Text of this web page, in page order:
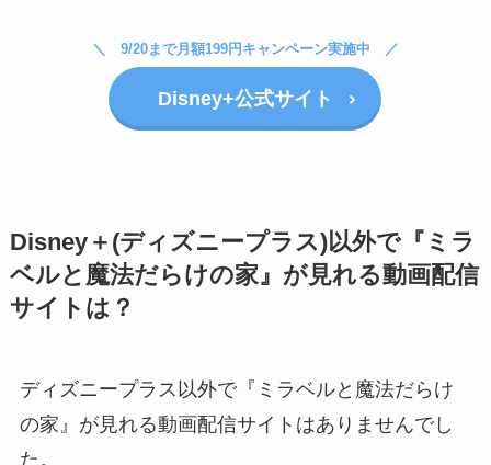
9/20まで月額199円キャンペーン実施中
Disney+公式サイト
Disney＋(ディズニープラス)以外で『ミラ
ベルと魔法だらけの家』が見れる動画配信
サイトは？
ディズニープラス以外で『ミラベルと魔法だらけ
の家』が見れる動画配信サイトはありませんでし
た。